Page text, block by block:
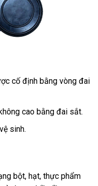
cố định bằng vòng đai
cao bằng đai sắt.
sinh.
bột, hạt, thực phẩm